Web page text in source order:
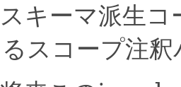
キーマ派生
スコープ注